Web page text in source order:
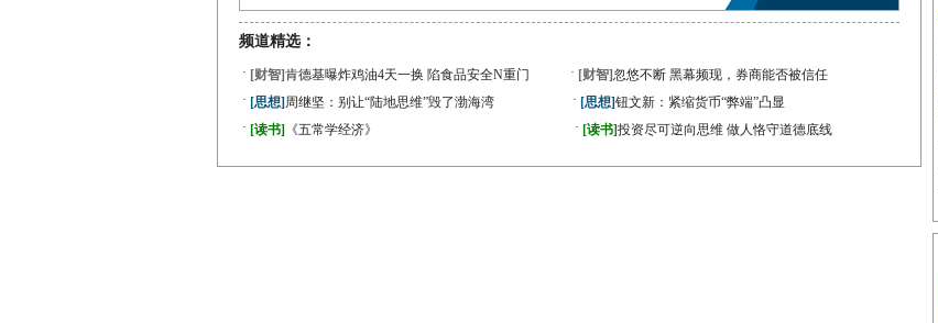
频道精选：
· [财智]肯德基曝炸鸡油4天一换 陷食品安全N重门 · [财智]忽悠不断 黑幕频现，券商能否被信任
· [思想] 周继坚：别让“陆地思维”毁了渤海湾 · [思想]钮文新：紧缩货币“弊端”凸显
· [读书] 《五常学经济》 · [读书]投资尽可逆向思维 做人恪守道德底线